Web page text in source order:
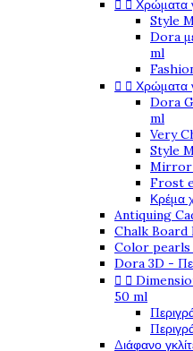
  Χρώματα
Style
Dora
ml
  Χρώματα
Dora
ml
Very
Style
Mirror
Frost
Κρέμα
Antiquing
Chalk Board
Color pearls
Dora 3D -
 
50 ml
Διάφανο